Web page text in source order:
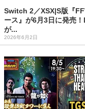
Switch 2／XSX|S版『
ース』が6月3日に発売
が...
2026年6月2日